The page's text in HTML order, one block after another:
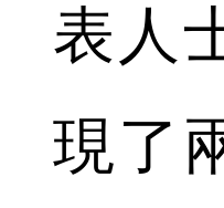
表人
現了